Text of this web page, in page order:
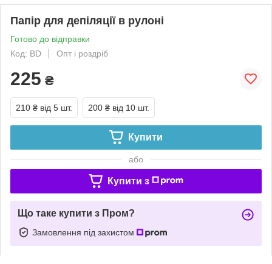
Папір для депіляції в рулоні
Готово до відправки
Код: BD
Опт і роздріб
225 ₴
210 ₴ від 5 шт. 200 ₴ від 10 шт.
Купити
або
Купити з
Що таке купити з Пром?
Замовлення під захистом